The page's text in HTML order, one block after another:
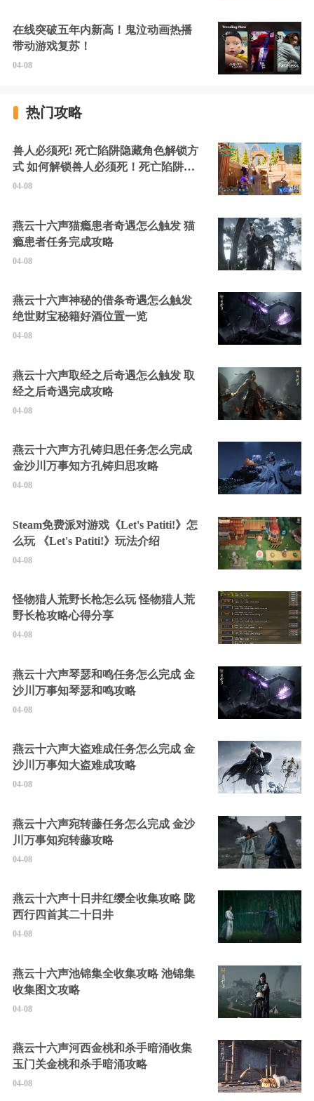
在线突破五年内新高！鬼泣动画热播
带动游戏复苏！
04-08
热门攻略
兽人必须死! 死亡陷阱隐藏角色解锁方
式 如何解锁兽人必须死！死亡陷阱中
的隐藏角色
04-08
燕云十六声猫瘾患者奇遇怎么触发 猫
瘾患者任务完成攻略
04-08
燕云十六声神秘的借条奇遇怎么触发
绝世财宝秘籍好酒位置一览
04-08
燕云十六声取经之后奇遇怎么触发 取
经之后奇遇完成攻略
04-08
燕云十六声方孔铸归思任务怎么完成
金沙川万事知方孔铸归思攻略
04-08
Steam免费派对游戏《Let's Patiti!》怎
么玩 《Let's Patiti!》玩法介绍
04-08
怪物猎人荒野长枪怎么玩 怪物猎人荒
野长枪攻略心得分享
04-08
燕云十六声琴瑟和鸣任务怎么完成 金
沙川万事知琴瑟和鸣攻略
04-08
燕云十六声大盗难成任务怎么完成 金
沙川万事知大盗难成攻略
04-08
燕云十六声宛转藤任务怎么完成 金沙
川万事知宛转藤攻略
04-08
燕云十六声十日井红缨全收集攻略 陇
西行四首其二十日井
04-08
燕云十六声池锦集全收集攻略 池锦集
收集图文攻略
04-08
燕云十六声河西金桃和杀手暗涌收集
玉门关金桃和杀手暗涌攻略
04-08